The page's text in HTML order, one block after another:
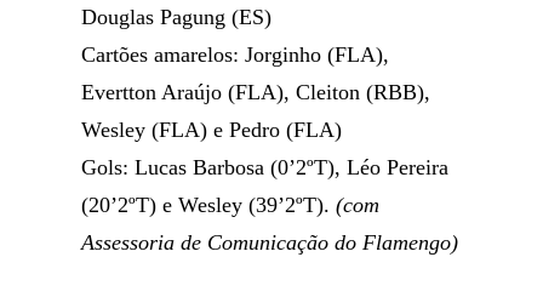
Douglas Pagung (ES)
Cartões amarelos: Jorginho (FLA),
Evertton Araújo (FLA), Cleiton (RBB),
Wesley (FLA) e Pedro (FLA)
Gols: Lucas Barbosa (0’2ºT), Léo Pereira
(20’2ºT) e Wesley (39’2ºT).(com
Assessoria de Comunicação do Flamengo)